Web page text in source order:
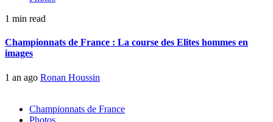
1 min read
Championnats de France : La course des Elites hommes en
images
1 an ago Ronan Houssin
Championnats de France
Photos